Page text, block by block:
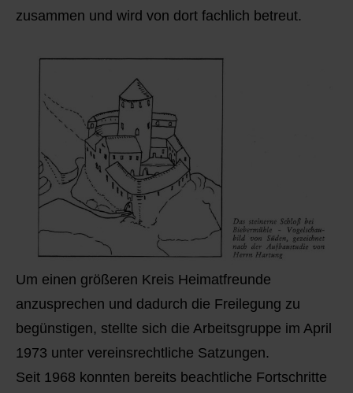
zusammen und wird von dort fachlich betreut.
Um einen größeren Kreis Heimatfreunde
anzusprechen und dadurch die Freilegung zu
begünstigen, stellte sich die Arbeitsgruppe im April
1973 unter vereinsrechtliche Satzungen.
Seit 1968 konnten bereits beachtliche Fortschritte